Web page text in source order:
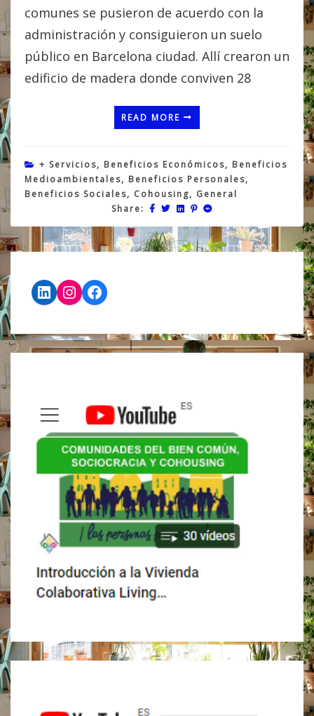
comunes se pusieron de acuerdo con la
administración y consiguieron un suelo
público en Barcelona ciudad. Allí crearon un
edificio de madera donde conviven 28
READ MORE
+ Servicios, Beneficios Económicos, Beneficios
Medioambientales, Beneficios Personales,
Beneficios Sociales, Cohousing, General
Share:
LinkedIn
Instagram
Facebook